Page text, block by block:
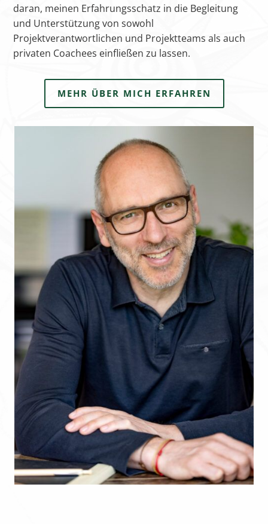
daran, meinen Erfahrungsschatz in die Begleitung
und Unterstützung von sowohl
Projektverantwortlichen und Projektteams als auch
privaten Coachees einfließen zu lassen.
MEHR ÜBER MICH ERFAHREN